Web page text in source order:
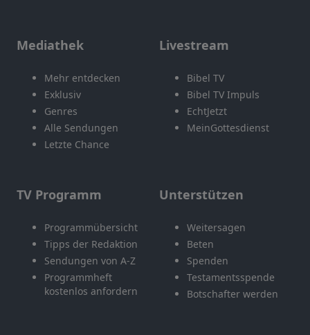
Mediathek
Mehr entdecken
Exklusiv
Genres
Alle Sendungen
Letzte Chance
Livestream
Bibel TV
Bibel TV Impuls
EchtJetzt
MeinGottesdienst
TV Programm
Programmübersicht
Tipps der Redaktion
Sendungen von A-Z
Programmheft
kostenlos anfordern
Unterstützen
Weitersagen
Beten
Spenden
Testamentsspende
Botschafter werden